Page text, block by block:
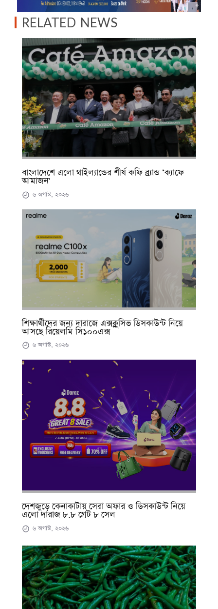
RELATED NEWS
বাংলাদেশে এলো থাইল্যান্ডের শীর্ষ কফি ব্র্যান্ড ‘ক্যাফে
আমাজন'
৬ অগাস্ট, ২০২৬
শিক্ষার্থীদের জন্য দারাজে এক্সক্লুসিভ ডিসকাউন্ট নিয়ে
আসছে রিয়েলমি সি১০০এক্স
৬ অগাস্ট, ২০২৬
দেশজুড়ে কেনাকাটায় সেরা অফার ও ডিসকাউন্ট নিয়ে
এলো দারাজ ৮.৮ গ্রেট ৮ সেল
৬ অগাস্ট, ২০২৬